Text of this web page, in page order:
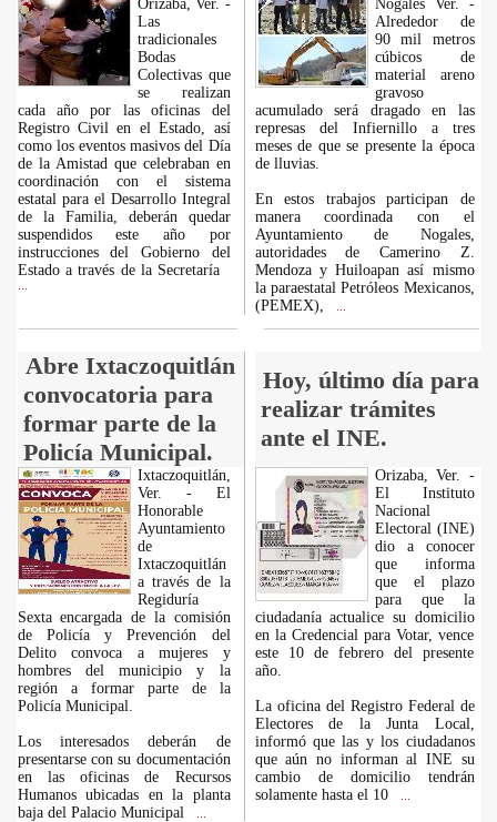
Orizaba, Ver. -
Las
tradicionales
Bodas
Colectivas que
se realizan
cada año por las oficinas del
Registro Civil en el Estado, así
como los eventos masivos del Día
de la Amistad que celebraban en
coordinación con el sistema
estatal para el Desarrollo Integral
de la Familia, deberán quedar
suspendidos este año por
instrucciones del Gobierno del
Estado a través de la Secretaría
Nogales Ver. -
Alrededor de
90 mil metros
cúbicos de
material areno
gravoso
acumulado será dragado en las
represas del Infiernillo a tres
meses de que se presente la época
de lluvias.
En estos trabajos participan de
manera coordinada con el
Ayuntamiento de Nogales,
autoridades de Camerino Z.
Mendoza y Huiloapan así mismo
la paraestatal Petróleos Mexicanos,
(PEMEX),
Abre Ixtaczoquitlán
convocatoria para
formar parte de la
Policía Municipal.
Hoy, último día para
realizar trámites
ante el INE.
Ixtaczoquitlán,
Ver. - El
Honorable
Ayuntamiento
de
Ixtaczoquitlán
a través de la
Regiduría
Sexta encargada de la comisión
de Policía y Prevención del
Delito convoca a mujeres y
hombres del municipio y la
región a formar parte de la
Policía Municipal.
Los interesados deberán de
presentarse con su documentación
en las oficinas de Recursos
Humanos ubicadas en la planta
baja del Palacio Municipal
Orizaba, Ver. -
El Instituto
Nacional
Electoral (INE)
dio a conocer
que informa
que el plazo
para que la
ciudadanía actualice su domicilio
en la Credencial para Votar, vence
este 10 de febrero del presente
año.
La oficina del Registro Federal de
Electores de la Junta Local,
informó que las y los ciudadanos
que aún no informan al INE su
cambio de domicilio tendrán
solamente hasta el 10